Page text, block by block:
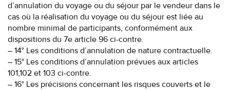
d’annulation du voyage ou du séjour par le vendeur dans le
cas où la réalisation du voyage ou du séjour est liée au
nombre minimal de participants, conformément aux
dispositions du 7e article 96 ci-contre.
– 14° Les conditions d’annulation de nature contractuelle.
– 15° Les conditions d’annulation prévues aux articles
101,102 et 103 ci-contre.
– 16° Les précisions concernant les risques couverts et le